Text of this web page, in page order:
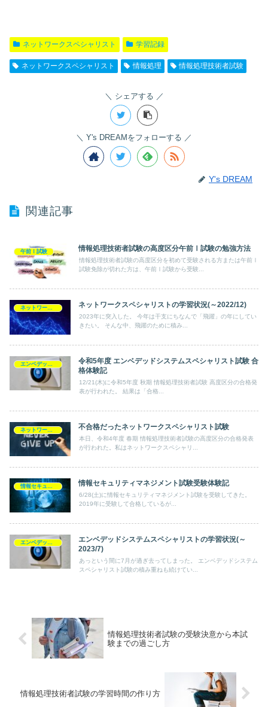
ネットワークスペシャリスト 学習記録
ネットワークスペシャリスト 情報処理 情報処理技術者試験
シェアする
Y's DREAMをフォローする
Y's DREAM
関連記事
午前Ⅰ試験 情報処理技術者試験の高度区分午前Ⅰ試験の勉強方法
情報処理技術者試験の高度区分を初めて受験される方または午前Ⅰ
試験免除が切れた方は、午前Ⅰ試験から受験...
ネットワークスペシャリスト ネットワークスペシャリストの学習状況(～2022/12)
2023年に突入した。 今年は干支にちなんで「飛躍」の年にしてい
きたい。 そんな中、飛躍のために積み...
エンベデッドシステムスペシャリスト
令和5年度 エンベデッドシステムスペシャリスト試験 合
格体験記
12/21(木)に令和5年度 秋期 情報処理技術者試験 高度区分の合格発
表が行われた。 結果は「合格...
不合格だったネットワークスペシャリスト試験
本日、令和4年度 春期 情報処理技術者試験の高度区分の合格発表
が行われた。私はネットワークスペシャリ...
情報セキュリティマネジメント試験受験体験記
6/28(土)に情報セキュリティマネジメント試験を受験してきた。
2019年に受験して合格しているが...
エンベデッドシステムスペシャリストの学習状況(～
2023/7)
あっという間に7月が過ぎ去ってしまった。 エンベデッドシステム
スペシャリスト試験の積み重ねも続けてい...
情報処理技術者試験の受験決意から本試
験までの過ごし方
情報処理技術者試験の学習時間の作り方